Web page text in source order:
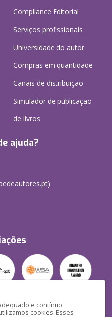
e contínuo
cookies. Esses
Compliance Editorial
Serviços profissionais
Universidade do autor
Compras em quantidade
Canais de distribuição
Simulador de publicação
de livros
ajuda?
)